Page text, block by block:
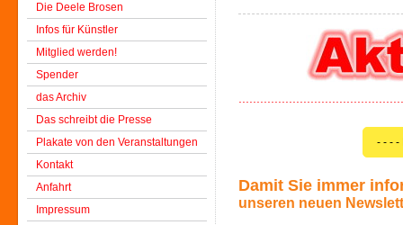
Die Deele Brosen
Infos für Künstler
Mitglied werden!
Spender
das Archiv
Das schreibt die Presse
Plakate von den Veranstaltungen
Kontakt
Anfahrt
Impressum
- - - -
Damit Sie immer
unseren neuen